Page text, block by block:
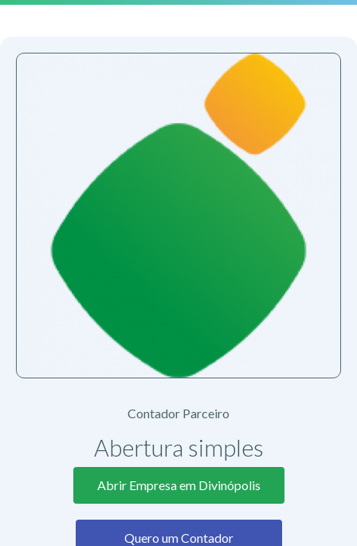
Contador Parceiro
Abertura simples
Abrir Empresa em Divinópolis
Quero um Contador